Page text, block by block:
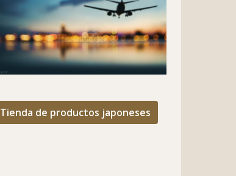
Tienda de productos japoneses